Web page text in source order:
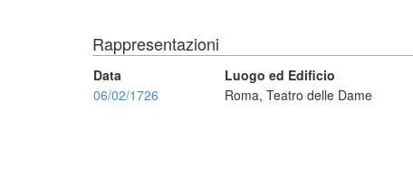
Rappresentazioni
Data Luogo ed Edificio
06/02/1726
Roma, Teatro delle Dame